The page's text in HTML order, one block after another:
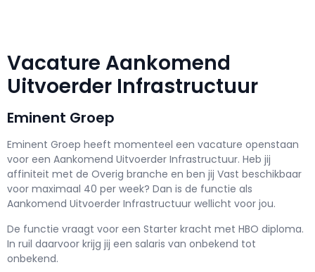
Vacature Aankomend
Uitvoerder Infrastructuur
Eminent Groep
Eminent Groep heeft momenteel een vacature openstaan
voor een Aankomend Uitvoerder Infrastructuur. Heb jij
affiniteit met de Overig branche en ben jij Vast beschikbaar
voor maximaal 40 per week? Dan is de functie als
Aankomend Uitvoerder Infrastructuur wellicht voor jou.
De functie vraagt voor een Starter kracht met HBO diploma.
In ruil daarvoor krijg jij een salaris van onbekend tot
onbekend.